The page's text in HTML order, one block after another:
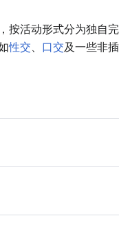
按活动形式分为独自完
性交 口交及一些非插